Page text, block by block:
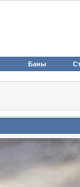
Баны